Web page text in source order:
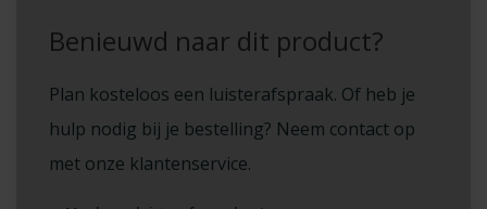
Benieuwd naar dit product?
Plan kosteloos een luisterafspraak. Of heb je
hulp nodig bij je bestelling? Neem contact op
met onze klantenservice.